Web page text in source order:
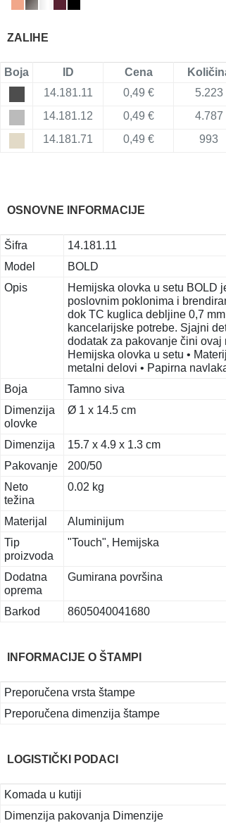
ZALIHE
Boja ID Cena
14.181.11
0,49 €
5.223
14.181.12
0,49 €
4.787
14.181.71
0,49 € 993
OSNOVNE INFORMACIJE
Šifra
14.181.11
Model
BOLD
Opis
Hemijska olovka u setu BOLD
poslovnim poklonima i
dok TC kuglica debljine 0,7
kancelarijske potrebe. Sjajni
dodatak za pakovanje čini
Hemijska olovka u setu •
metalni delovi • Papirna
Boja
Tamno siva
Dimenzija
olovke
Ø 1 x 14.5 cm
Dimenzija
15.7 x 4.9 x 1.3 cm
Pakovanje
200/50
Neto
težina
0.02 kg
Materijal
Aluminijum
Tip
proizvoda
"Touch", Hemijska
Dodatna
oprema
Gumirana površina
Barkod 8605040041680
INFORMACIJE O ŠTAMPI
Preporučena vrsta štampe
Preporučena dimenzija štampe
LOGISTIČKI PODACI
Komada u kutiji
Dimenzija pakovanja Dimenzije